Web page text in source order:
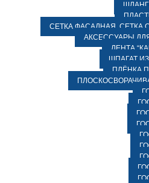
СЕТКА ФАСАДНАЯ.
АКСЕССУАРЫ
ЛЕНТА
ШПАГАТ
ПЛЁНКА